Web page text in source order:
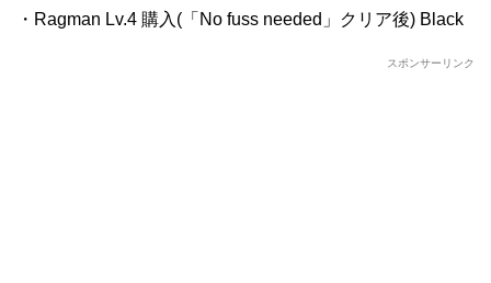
・Ragman Lv.4 購入(「No fuss needed」クリア後) Black
スポンサーリンク